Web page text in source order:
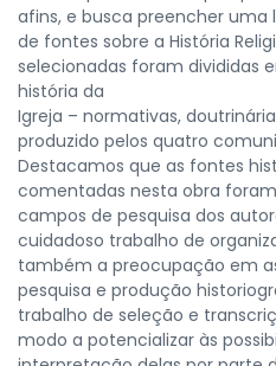
afins, e busca preencher
de fontes sobre a História
selecionadas foram divididas
história da
Igreja – normativas,
produzido pelos quatro
Destacamos que as fontes
comentadas nesta obra
campos de pesquisa dos
cuidadoso trabalho de
também a preocupação em
pesquisa e produção
trabalho de seleção e
modo a potencializar às